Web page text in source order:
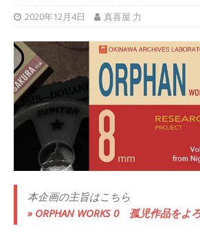
2020年12月4日 真喜屋 力
本企画の主旨はこちら
» ORPHAN WORKS 0 孤児作品をよ